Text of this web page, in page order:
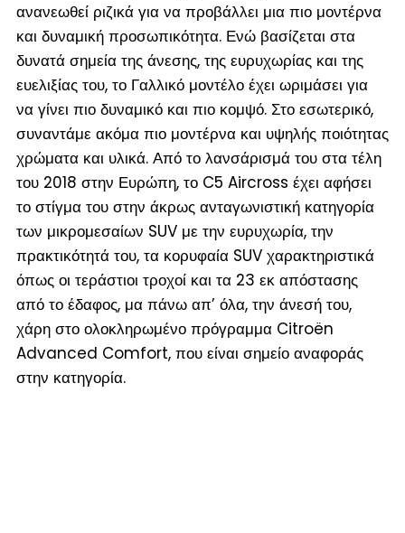
ανανεωθεί ριζικά για να προβάλλει μια πιο μοντέρνα
και δυναμική προσωπικότητα. Ενώ βασίζεται στα
δυνατά σημεία της άνεσης, της ευρυχωρίας και της
ευελιξίας του, το Γαλλικό μοντέλο έχει ωριμάσει για
να γίνει πιο δυναμικό και πιο κομψό. Στο εσωτερικό,
συναντάμε ακόμα πιο μοντέρνα και υψηλής ποιότητας
χρώματα και υλικά. Από το λανσάρισμά του στα τέλη
του 2018 στην Ευρώπη, το C5 Aircross έχει αφήσει
το στίγμα του στην άκρως ανταγωνιστική κατηγορία
των μικρομεσαίων SUV με την ευρυχωρία, την
πρακτικότητά του, τα κορυφαία SUV χαρακτηριστικά
όπως οι τεράστιοι τροχοί και τα 23 εκ απόστασης
από το έδαφος, μα πάνω απ’ όλα, την άνεσή του,
χάρη στο ολοκληρωμένο πρόγραμμα Citroën
Advanced Comfort, που είναι σημείο αναφοράς
στην κατηγορία.